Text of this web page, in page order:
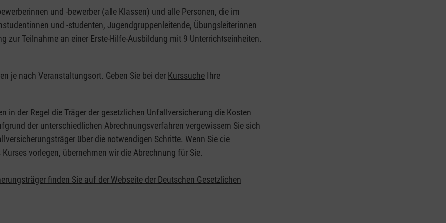
und -bewerber (alle Klassen) und alle Personen, die im
und -studenten, Jugendgruppenleitende, Übungsleiterinnen
zur Teilnahme an einer Erste-Hilfe-Ausbildung mit 9 Unterrichtseinheiten.
je nach Veranstaltungsort. Geben Sie bei der Kurssuche Ihre
in der Regel die Träger der gesetzlichen Unfallversicherung die Kosten
der unterschiedlichen Abrechnungsverfahren vergewissern Sie sich
über die notwendigen Schritte. Wenn Sie die
vorlegen, übernehmen wir die Abrechnung für Sie.
finden Sie auf der Webseite der Deutschen Gesetzlichen